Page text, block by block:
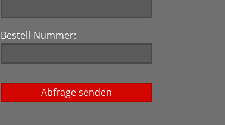
Bestell-Nummer: